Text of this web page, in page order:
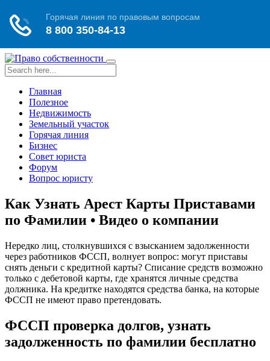
Toggle
navigation
Главная
Полезное
Недвижимость
Земельный участок
Горячая линия
Бизнес
Совет юриста
Форум
Вопрос юристу
Как Узнать Арест Карты Приставами
по Фамилии • Видео о компании
Нередко лиц, столкнувшихся с взысканием задолженности
через работников ФССП, волнует вопрос: могут приставы
снять деньги с кредитной карты? Списание средств возможно
только с дебетовой карты, где хранятся личные средства
должника. На кредитке находятся средства банка, на которые
ФССП не имеют право претендовать.
ФССП проверка долгов, узнать
задолженность по фамилии бесплатно